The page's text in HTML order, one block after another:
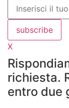
subscribe
X
richiesta.
entro due